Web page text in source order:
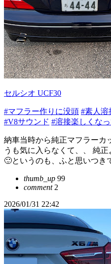
セルシオ UCF30
#マフラー作りに没頭 #素人溶
#V8サウンド #溶接楽しくな
納車当時から純正マフラーカ
うも気に入らなくて、、 純
🙂というのも、ふと思いつき
thumb_up 99
comment2
2026/01/31 22:42